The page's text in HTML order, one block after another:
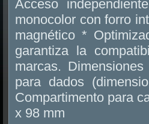
Acceso
monocolor con forro
magnético *
garantiza la
marcas.
para dados
Compartimento para
x 98 mm